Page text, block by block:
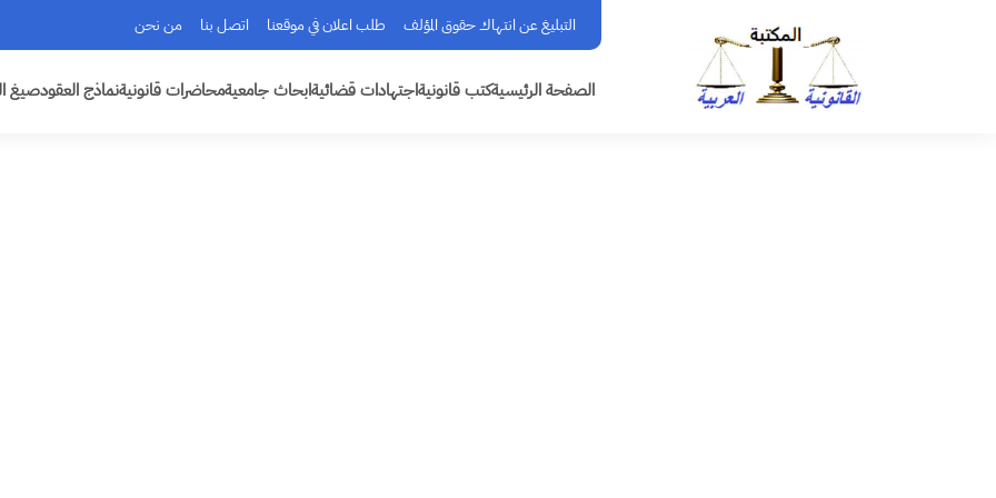
التبليغ عن انتهاك حقوق المؤلف طلب اعلان في موقعنا اتصل بنا من نحن
الصفحة الرئيسيةكتب قانونيةاجتهادات قضائيةابحاث جامعيةمحاضرات قانونيةنماذج العقودصيغ